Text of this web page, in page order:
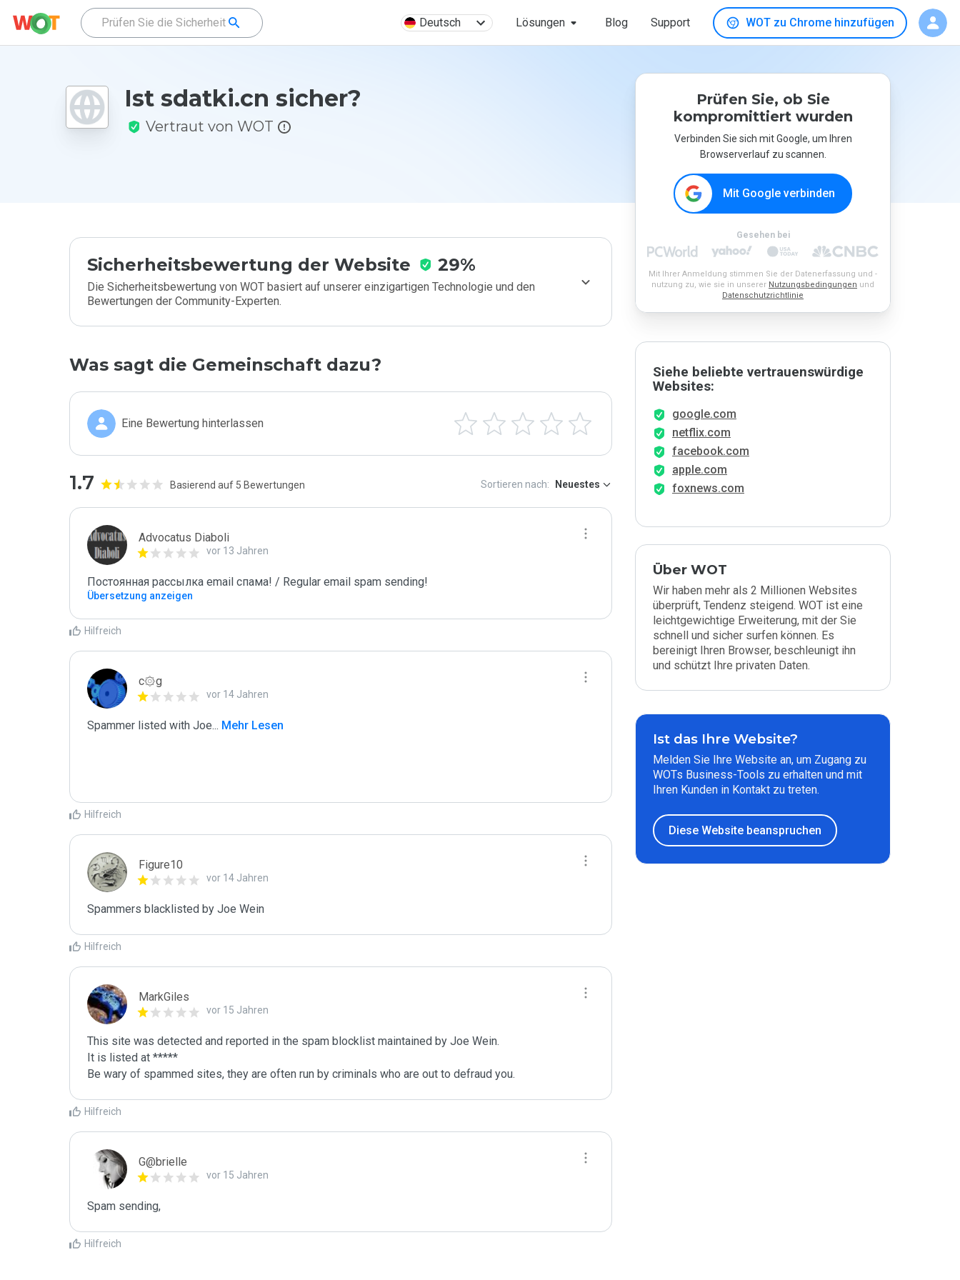
Deutsch Lösungen Blog Support WOT zu Chrome hinzufügen
Ist sdatki.cn sicher?
Vertraut von WOT
Sicherheitsbewertung der Website 29%
Die Sicherheitsbewertung von WOT basiert auf unserer einzigartigen Technologie und den
Bewertungen der Community-Experten.
Was sagt die Gemeinschaft dazu?
Eine Bewertung hinterlassen
1.7 Basierend auf 5 Bewertungen Sortieren nach: Neuestes
Advocatus Diaboli
vor 13 Jahren
Постоянная рассылка email спама! / Regular email spam sending!
Übersetzung anzeigen
Hilfreich
c۞g
vor 14 Jahren
Spammer listed with Joe... Mehr Lesen
Hilfreich
Figure10
vor 14 Jahren
Spammers blacklisted by Joe Wein
Hilfreich
MarkGiles
vor 15 Jahren
This site was detected and reported in the spam blocklist maintained by Joe Wein.
It is listed at *****
Be wary of spammed sites, they are often run by criminals who are out to defraud you.
Hilfreich
G@brielle
vor 15 Jahren
Spam sending,
Hilfreich
Prüfen Sie, ob Sie
kompromittiert wurden
Verbinden Sie sich mit Google, um Ihren
Browserverlauf zu scannen.
Mit Google verbinden
Gesehen bei
Mit Ihrer Anmeldung stimmen Sie der Datenerfassung und -
nutzung zu, wie sie in unserer Nutzungsbedingungen und
Datenschutzrichtlinie
Siehe beliebte vertrauenswürdige
Websites:
google.com
netflix.com
facebook.com
apple.com
foxnews.com
Über WOT
Wir haben mehr als 2 Millionen Websites
überprüft, Tendenz steigend. WOT ist eine
leichtgewichtige Erweiterung, mit der Sie
schnell und sicher surfen können. Es
bereinigt Ihren Browser, beschleunigt ihn
und schützt Ihre privaten Daten.
Ist das Ihre Website?
Melden Sie Ihre Website an, um Zugang zu
WOTs Business-Tools zu erhalten und mit
Ihren Kunden in Kontakt zu treten.
Diese Website beanspruchen